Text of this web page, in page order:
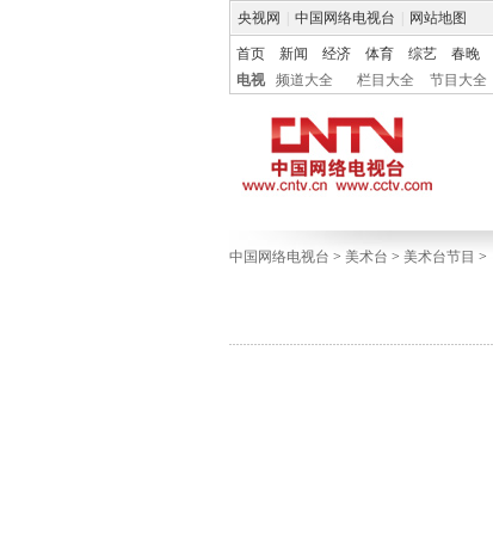
央视网 中国网络电视台 网站地图
首页 新闻 经济 体育 综艺 春晚
电视
频道大全 栏目大全 节目大全
中国网络电视台 > 美术台 > 美术台节目 >